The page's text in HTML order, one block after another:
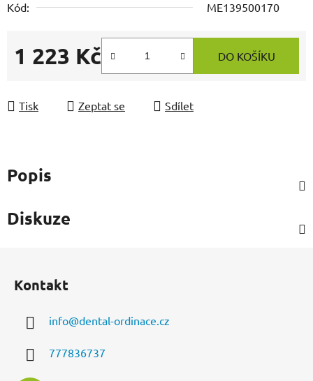
Kód:
ME139500170
1 223 Kč DO KOŠÍKU
Tisk Zeptat se Sdílet
Popis
Diskuze
Kontakt
info@dental-ordinace.cz
777836737